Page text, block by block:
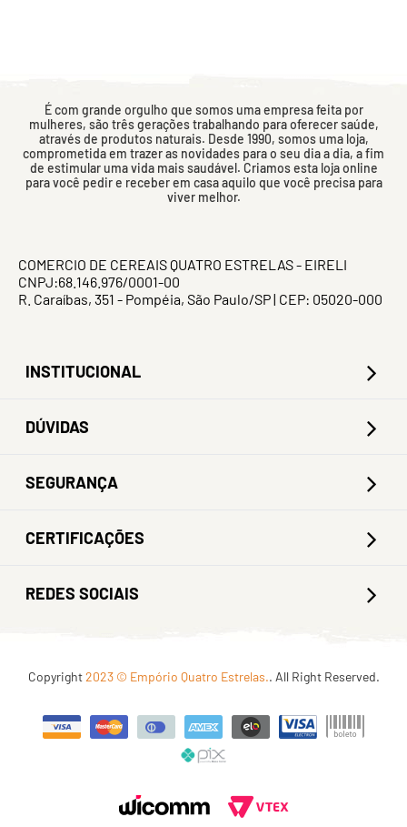
É com grande orgulho que somos uma empresa feita por
mulheres, são três gerações trabalhando para oferecer saúde,
através de produtos naturais. Desde 1990, somos uma loja,
comprometida em trazer as novidades para o seu dia a dia, a fim
de estimular uma vida mais saudável. Criamos esta loja online
para você pedir e receber em casa aquilo que você precisa para
viver melhor.
COMERCIO DE CEREAIS QUATRO ESTRELAS - EIRELI
CNPJ:68.146.976/0001-00
R. Caraíbas, 351 - Pompéia, São Paulo/SP | CEP: 05020-000
INSTITUCIONAL
DÚVIDAS
SEGURANÇA
CERTIFICAÇÕES
REDES SOCIAIS
Copyright2023 © Empório Quatro Estrelas.. All Right Reserved.